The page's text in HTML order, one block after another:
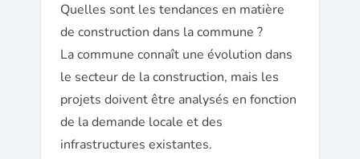
Quelles sont les tendances en matière
de construction dans la commune ?
La commune connaît une évolution dans
le secteur de la construction, mais les
projets doivent être analysés en fonction
de la demande locale et des
infrastructures existantes.